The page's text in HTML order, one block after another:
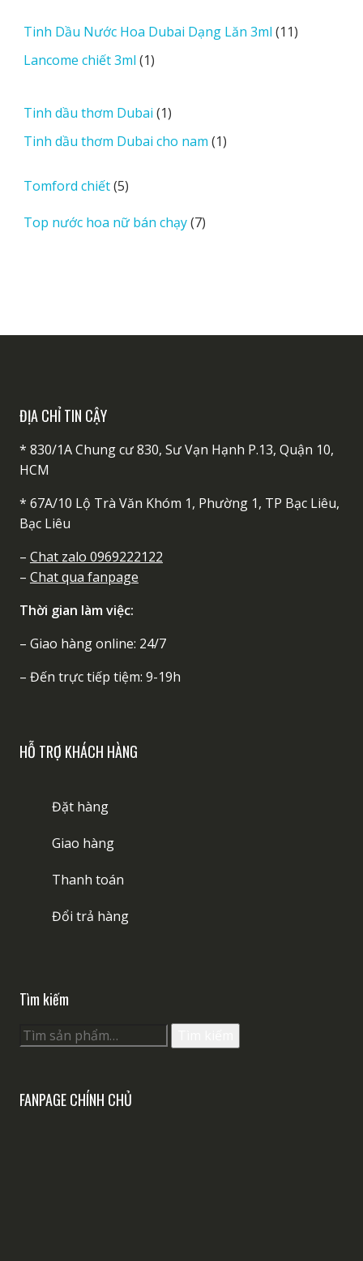
phẩm
Tinh Dầu Nước Hoa Dubai Dạng Lăn 3ml 1111
Lancome chiết 3ml 11
Tinh dầu thơm Dubai 11
phẩm
Tinh dầu thơm Dubai cho nam 11
Tomford chiết 55
phẩm
Top nước hoa nữ bán chạy 77
ĐỊA CHỈ TIN CẬY
* 830/1A Chung cư 830, Sư Vạn Hạnh P.13, Quận 10,
HCM
* 67A/10 Lộ Trà Văn Khóm 1, Phường 1, TP Bạc Liêu,
Bạc Liêu
– Chat zalo 0969222122
– Chat qua fanpage
Thời gian làm việc:
– Giao hàng online: 24/7
– Đến trực tiếp tiệm: 9-19h
HỖ TRỢ KHÁCH HÀNG
Đặt hàng
Giao hàng
Thanh toán
Đổi trả hàng
Tìm kiếm
Tìm
kiếm:
FANPAGE CHÍNH CHỦ